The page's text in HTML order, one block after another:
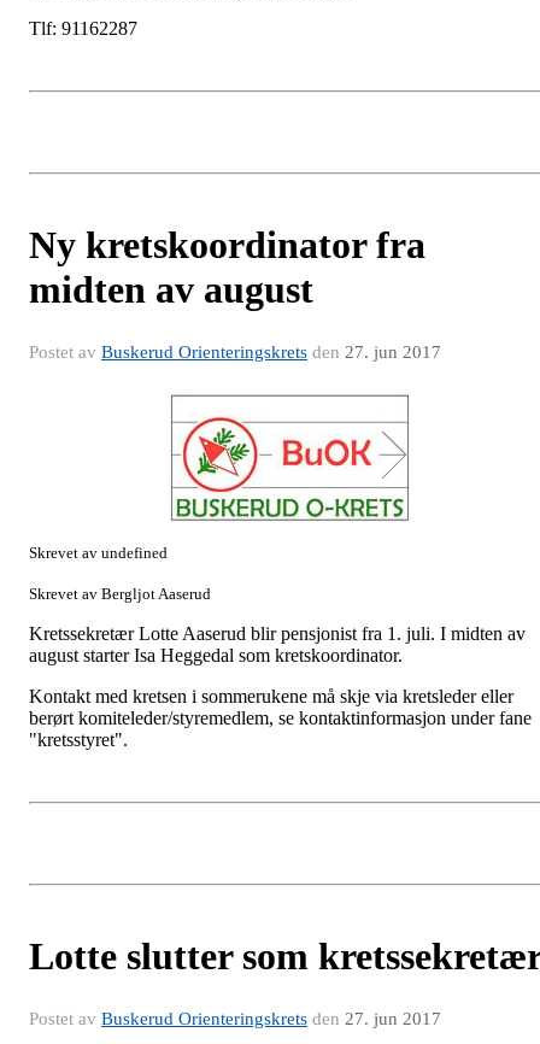
Tlf: 91162287
Ny kretskoordinator fra
midten av august
Postet av Buskerud Orienteringskrets den 27. jun 2017
Skrevet av undefined
Skrevet av Bergljot Aaserud
Kretssekretær Lotte Aaserud blir pensjonist fra 1. juli. I midten av
august starter Isa Heggedal som kretskoordinator.
Kontakt med kretsen i sommerukene må skje via kretsleder eller
berørt komiteleder/styremedlem, se kontaktinformasjon under fane
"kretsstyret".
Lotte slutter som
Postet av Buskerud Orienteringskrets den 27. jun 2017